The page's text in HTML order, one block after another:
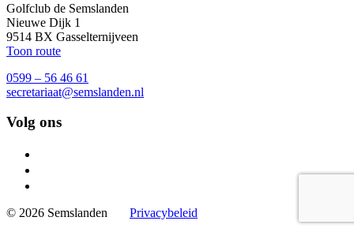
Golfclub de Semslanden
Nieuwe Dijk 1
9514 BX Gasselternijveen
Toon route
0599 – 56 46 61
secretariaat@semslanden.nl
Volg ons
© 2026 Semslanden Privacybeleid